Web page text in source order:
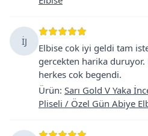
İJ
Elbise cok iyi geldi tam
gercekten harika
herkes cok begendi.
Ürün: Sarı Gold V Yaka
Pliseli / Özel Gün Abiye